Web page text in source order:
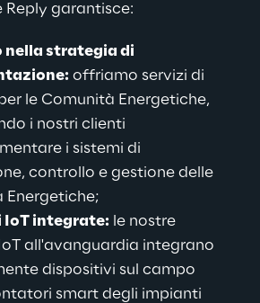
Reply garantisce:
nella strategia di
offriamo servizi di
le Comunità Energetiche,
i nostri clienti
i sistemi di
controllo e gestione delle
Energetiche;
IoT integrate: le nostre
all'avanguardia integrano
dispositivi sul campo
smart degli impianti